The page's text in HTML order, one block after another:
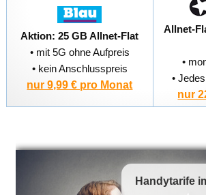
Aktion: 25 GB Allnet-Flat
• mit 5G ohne Aufpreis
• kein Anschlusspreis
nur 9,99 € pro Monat
Allnet-
•
•
nur
Handytarife